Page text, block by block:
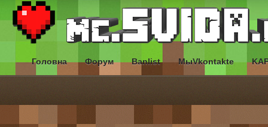
Головна Форум Banlist МыVkontakte